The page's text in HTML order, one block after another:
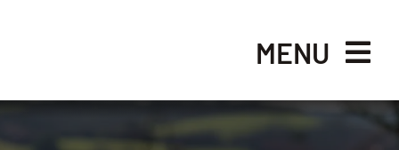
MENU